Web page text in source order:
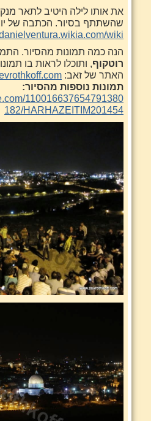
את אותו לילה היטיב לתאר
שהשתתף בסיור. הכתבה של
wiki
הנה כמה תמונות מהסיור.
רוטקוף, ותוכלו לראות בו
האתר של זאב:
תמונות נוספות מהסיור:
110016637654791380
182/HARHAZEITIM201454